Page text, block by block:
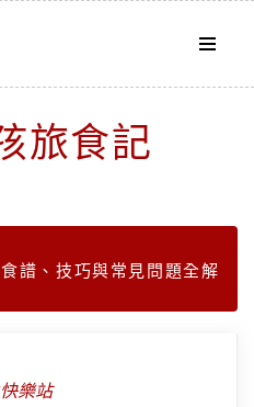
旅食記
譜、技巧與常見問題全解
樂站